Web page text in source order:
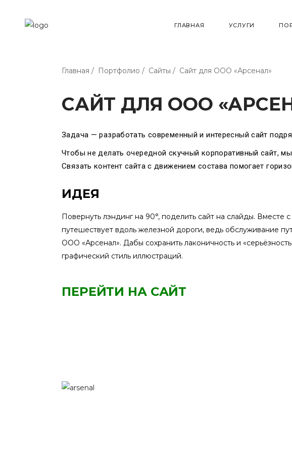
ГЛАВНАЯ УСЛУГИ
Главная / Портфолио / Сайты / Сайт для ООО «Арсенал»
САЙТ ДЛЯ ООО
Задача — разработать современный и интересный сайт
Чтобы не делать очередной скучный корпоративный сайт,
Связать контент сайта с движением состава помогает
ИДЕЯ
Повернуть лэндинг на 90°, поделить сайт на слайды. Вместе
путешествует вдоль железной дороги, ведь обслуживание
ООО «Арсенал». Дабы сохранить лаконичность и
графический стиль иллюстраций.
ПЕРЕЙТИ НА САЙТ